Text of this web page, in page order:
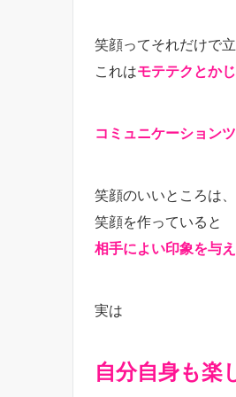
笑顔ってそれだけで
これはモテテクとか
コミュニケーション
笑顔のいいところは、
笑顔を作っていると
相手によい印象を与
実は
自分自身も楽